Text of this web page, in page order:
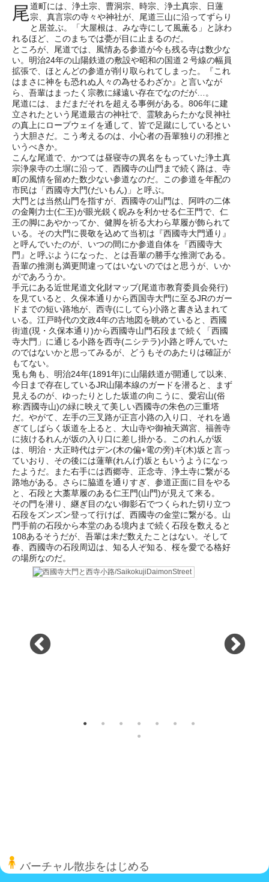
尾道町には、浄土宗、曹洞宗、時宗、浄土真宗、日蓮
宗、真言宗の寺々や神社が、尾道三山に沿ってずらり
と居並ぶ。「大屋根は、みな寺にして風薫る」と詠わ
れるほど、このまちでは甍が目に止まるのだ。
ところが、尾道では、風情ある参道が今も残る寺は数少な
い。明治24年の山陽鉄道の敷設や昭和の国道２号線の幅員
拡張で、ほとんどの参道が削り取られてしまった。『これ
はまさに神をも恐れぬ人々の為せるわざか』と言いなが
ら、吾輩はまったく宗教に縁遠い存在でなのだが…。
尾道には、まだまだそれを超える事例がある。806年に建
立されたという尾道最古の神社で、霊験あらたかな艮神社
の真上にロープウェイを通して、皆で足蹴にしているとい
う大胆さだ。こう考えるのは、小心者の吾輩独りの邪推と
いうべきか。
こんな尾道で、かつては昼寝寺の異名をもっていた浄土真
宗浄泉寺の土塀に沿って、西國寺の山門まで続く路は、寺
町の風情を留めた数少ない参道なのだ。この参道を年配の
市民は「西國寺大門(だいもん)」と呼ぶ。
大門とは当然山門を指すが、西國寺の山門は、阿吽の二体
の金剛力士(仁王)が眼光鋭く睨みを利かせる仁王門で、仁
王の脚にあやかってか、健脚を祈る大わら草履が飾られて
いる。その大門に畏敬を込めて当初は『西國寺大門通り』
と呼んでいたのが、いつの間にか参道自体を『西國寺大
門』と呼ぶようになった、とは吾輩の勝手な推測である。
吾輩の推測も満更間違ってはいないのではと思うが、いか
がであろうか。
手元にある近世尾道文化財マップ(尾道市教育委員会発行)
を見ていると、久保本通りから西国寺大門に至るJRのガー
ドまでの短い路地が、西寺(にしてら)小路と書き込まれて
いる。江戸時代の文政4年の古地図を眺めていると、西國
街道(現・久保本通り)から西國寺山門石段まで続く「西國
寺大門」に通じる小路を西寺(ニシテラ)小路と呼んでいた
のではないかと思ってみるが、どうもそのあたりは確証が
もてない。
兎も角も、明治24年(1891年)に山陽鉄道が開通して以来、
今日まで存在しているJR山陽本線のガードを潜ると、まず
見えるのが、ゆったりとした坂道の向こうに、愛宕山(俗
称:西國寺山)の緑に映えて美しい西國寺の朱色の三重塔
だ。やがて、左手の三叉路が正言小路の入り口、それを過
ぎてしばらく坂道を上ると、大山寺や御袖天満宮、福善寺
に抜けるれんが坂の入り口に差し掛かる。このれんが坂
は、明治・大正時代はデン(木の偏+電の旁)ギ(木)坂と言っ
ていおり、その後には蓮華(れんげ)坂ともいうようになっ
たようだ。また右手には西郷寺、正念寺、浄土寺に繋がる
路地がある。さらに脇道を通りすぎ、参道正面に目をやる
と、石段と大藁草履のある仁王門(山門)が見えて来る。
その門を潜り、継ぎ目のない御影石でつくられた切り立つ
石段をズンズン登って行けば、西國寺の金堂に繋がる。山
門手前の石段から本堂のある境内まで続く石段を数えると
108あるそうだが、吾輩は未だ数えたことはない。そして
春、西國寺の石段周辺は、知る人ぞ知る、桜を愛でる格好
の場所なのだ。
バーチャル散歩をはじめる